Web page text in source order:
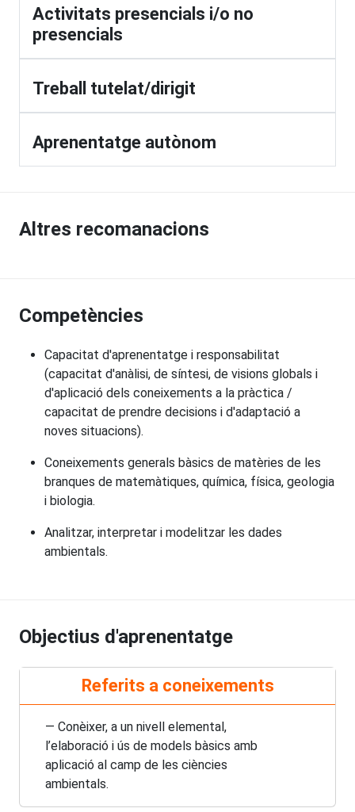
Activitats presencials i/o no
presencials
Treball tutelat/dirigit
Aprenentatge autònom
Altres recomanacions
Competències
Capacitat d'aprenentatge i responsabilitat
(capacitat d'anàlisi, de síntesi, de visions globals i
d'aplicació dels coneixements a la pràctica /
capacitat de prendre decisions i d'adaptació a
noves situacions).
Coneixements generals bàsics de matèries de les
branques de matemàtiques, química, física, geologia
i biologia.
Analitzar, interpretar i modelitzar les dades
ambientals.
Objectius d'aprenentatge
Referits a coneixements
— Conèixer, a un nivell elemental,
l’elaboració i ús de models bàsics amb
aplicació al camp de les ciències
ambientals.